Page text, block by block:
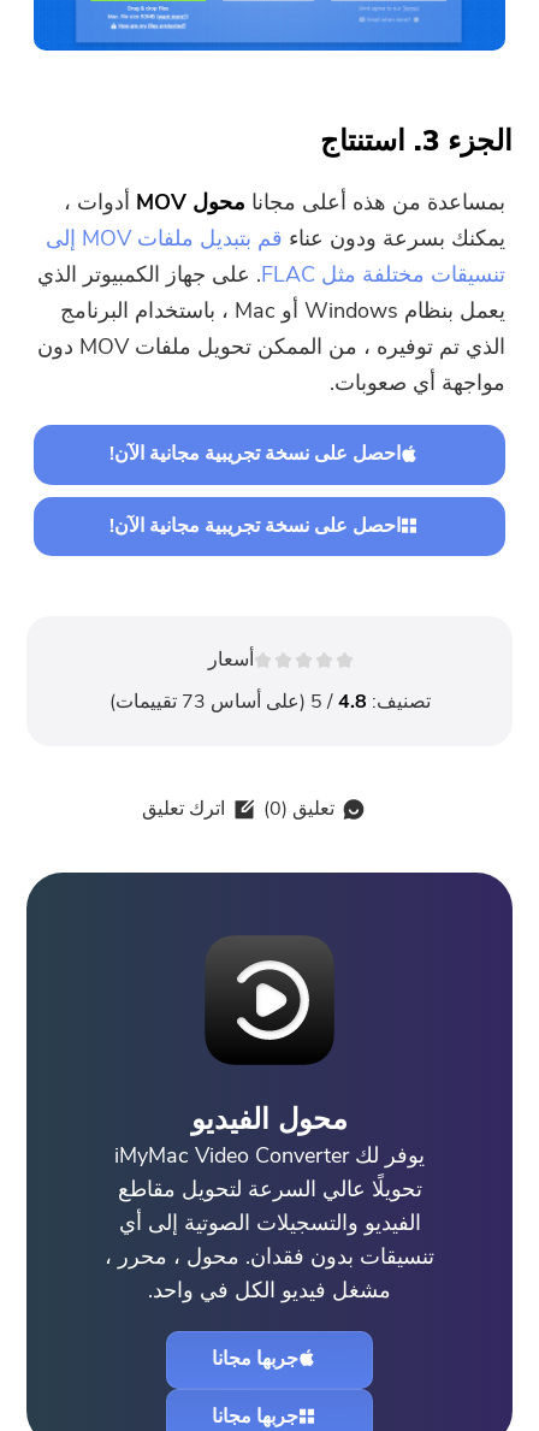
الجزء 3. استنتاج
بمساعدة من هذه أعلى مجانا محول MOV
أدوات ،
يمكنك بسرعة ودون عناء
قم بتبديل ملفات MOV إلى
تنسيقات مختلفة مثل FLAC
. على جهاز الكمبيوتر الذي
يعمل بنظام Windows أو Mac ، باستخدام البرنامج
الذي تم توفيره ، من الممكن تحويل ملفات MOV دون
مواجهة أي صعوبات.
احصل على نسخة تجريبية مجانية الآن!
احصل على نسخة تجريبية مجانية الآن!
أسعار
تصنيف: 4.8/ 5 (على أساس 73 تقييمات)
تعليق (0
) اترك تعليق
محول الفيديو
يوفر لك iMyMac Video Converter
تحويلًا عالي السرعة لتحويل مقاطع
الفيديو والتسجيلات الصوتية إلى أي
تنسيقات بدون فقدان. محول ، محرر ،
مشغل فيديو الكل في واحد.
جربها مجانا
جربها مجانا